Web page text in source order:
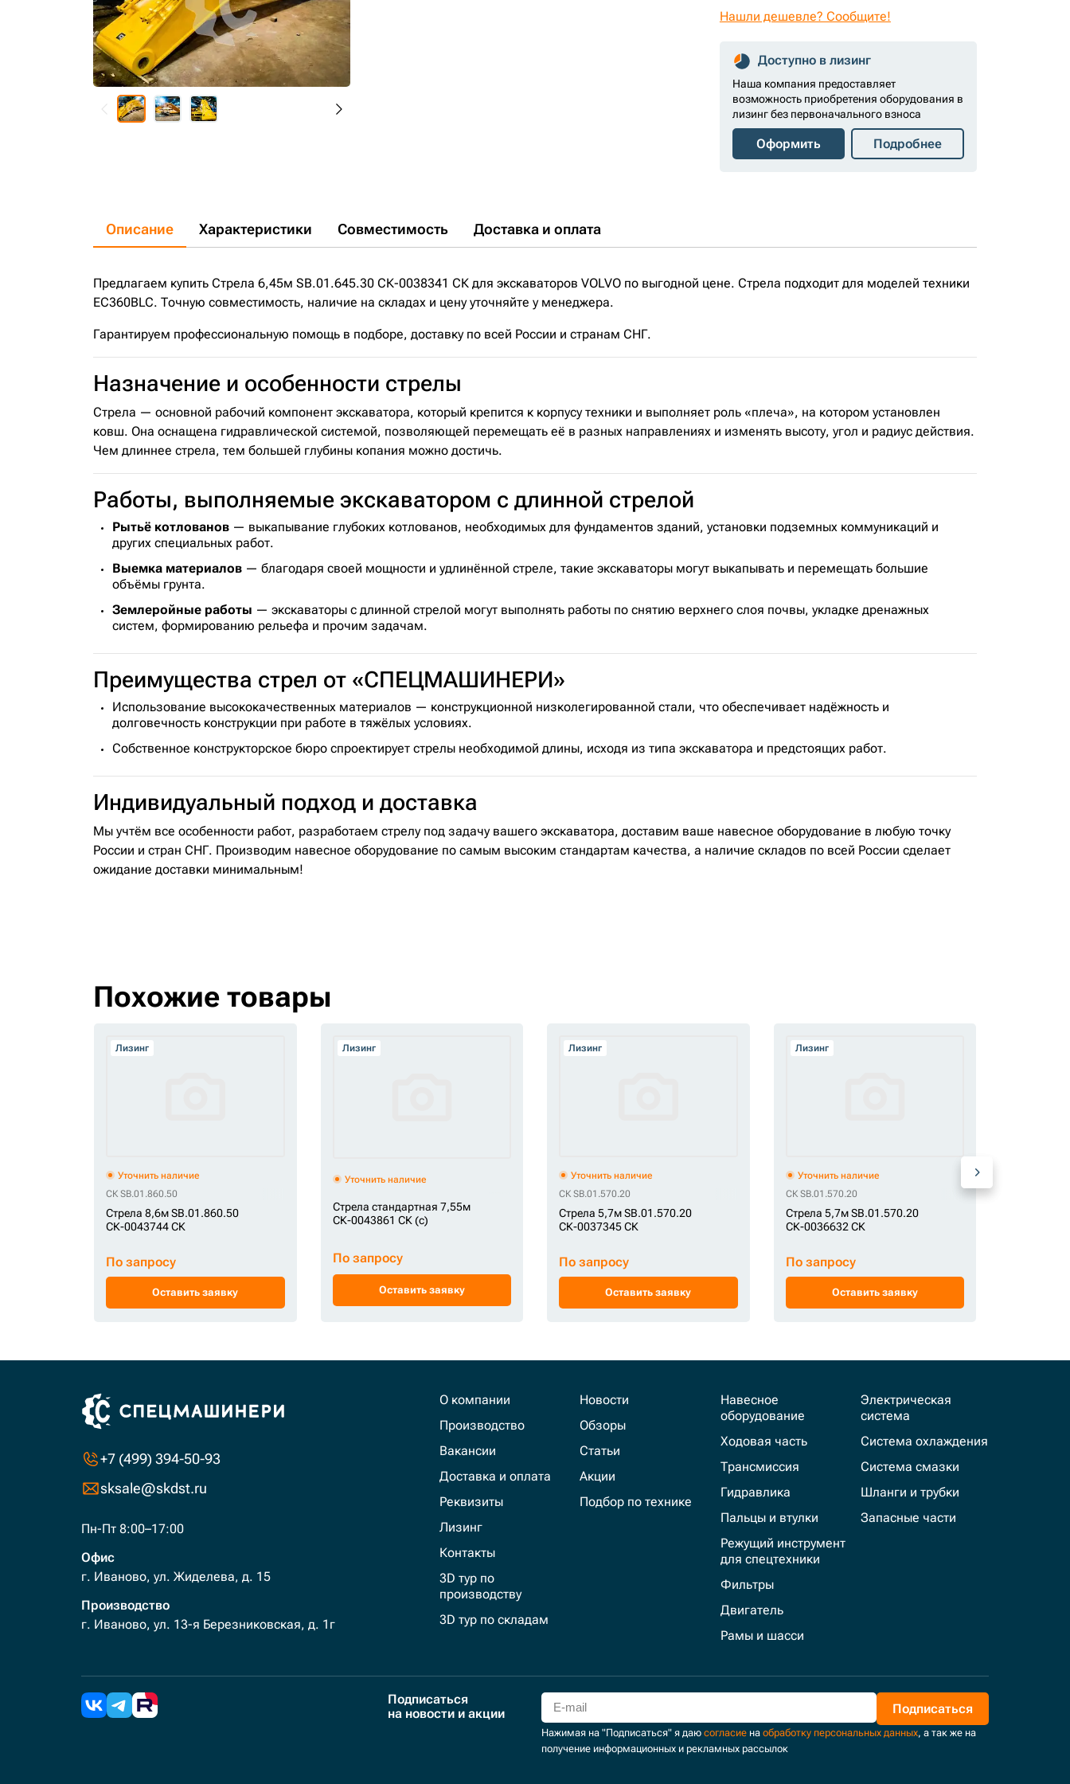
Нашли дешевле? Сообщите!
Доступно в лизинг
Наша компания предоставляет
возможность приобретения оборудования в
лизинг без первоначального взноса
Оформить Подробнее
Описание Характеристики Совместимость Доставка и оплата
Предлагаем купить Стрела 6,45м SB.01.645.30 СК-0038341 СК для экскаваторов VOLVO по выгодной цене. Стрела подходит для моделей техники
EC360BLC. Точную совместимость, наличие на складах и цену уточняйте у менеджера.
Гарантируем профессиональную помощь в подборе, доставку по всей России и странам СНГ.
Назначение и особенности стрелы
Стрела — основной рабочий компонент экскаватора, который крепится к корпусу техники и выполняет роль «плеча», на котором установлен
ковш. Она оснащена гидравлической системой, позволяющей перемещать её в разных направлениях и изменять высоту, угол и радиус действия.
Чем длиннее стрела, тем большей глубины копания можно достичь.
Работы, выполняемые экскаватором с длинной стрелой
Рытьё котлованов — выкапывание глубоких котлованов, необходимых для фундаментов зданий, установки подземных коммуникаций и
других специальных работ.
Выемка материалов — благодаря своей мощности и удлинённой стреле, такие экскаваторы могут выкапывать и перемещать большие
объёмы грунта.
Землеройные работы — экскаваторы с длинной стрелой могут выполнять работы по снятию верхнего слоя почвы, укладке дренажных
систем, формированию рельефа и прочим задачам.
Преимущества стрел от «СПЕЦМАШИНЕРИ»
Использование высококачественных материалов — конструкционной низколегированной стали, что обеспечивает надёжность и
долговечность конструкции при работе в тяжёлых условиях.
Собственное конструкторское бюро спроектирует стрелы необходимой длины, исходя из типа экскаватора и предстоящих работ.
Индивидуальный подход и доставка
Мы учтём все особенности работ, разработаем стрелу под задачу вашего экскаватора, доставим ваше навесное оборудование в любую точку
России и стран СНГ. Производим навесное оборудование по самым высоким стандартам качества, а наличие складов по всей России сделает
ожидание доставки минимальным!
Похожие товары
Лизинг
Уточнить наличие
СК SB.01.860.50
Стрела 8,6м SB.01.860.50
СК-0043744 СК
По запросу
Оставить заявку
Лизинг
Уточнить наличие
Стрела стандартная 7,55м
СК-0043861 СК (c)
По запросу
Оставить заявку
Лизинг
Уточнить наличие
СК SB.01.570.20
Стрела 5,7м SB.01.570.20
СК-0037345 СК
По запросу
Оставить заявку
Лизинг
Уточнить наличие
СК SB.01.570.20
Стрела 5,7м SB.01.570.20
СК-0036632 СК
По запросу
Оставить заявку
+7 (499) 394-50-93
sksale@skdst.ru
Пн-Пт 8:00–17:00
Офис
г. Иваново, ул. Жиделева, д. 15
Производство
г. Иваново, ул. 13-я Березниковская, д. 1г
О компании
Производство
Вакансии
Доставка и оплата
Реквизиты
Лизинг
Контакты
3D тур по
производству
3D тур по складам
Новости
Обзоры
Статьи
Акции
Подбор по технике
Навесное
оборудование
Ходовая часть
Трансмиссия
Гидравлика
Пальцы и втулки
Режущий инструмент
для спецтехники
Фильтры
Двигатель
Рамы и шасси
Электрическая
система
Система охлаждения
Система смазки
Шланги и трубки
Запасные части
Подписаться
на новости и акции
Подписаться
Нажимая на "Подписаться" я даю согласиена обработку персональных данных, а так же на
получение информационных и рекламных рассылок